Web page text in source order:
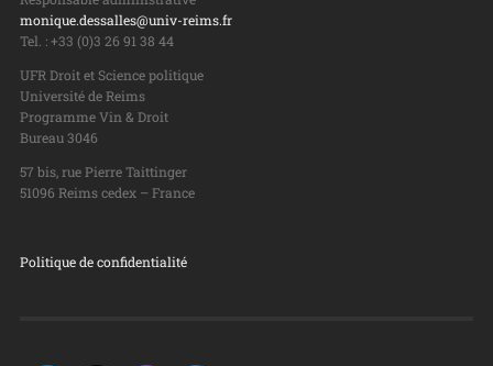
monique.dessalles@univ-reims.fr
Tel. : +33 (0)3 26 91 38 44
UFR Droit et Science politique
Université de Reims
Programme Vin & Droit
Bureau 3046
57 bis, rue Pierre Taittinger
51096 Reims cedex – France
Politique de confidentialité